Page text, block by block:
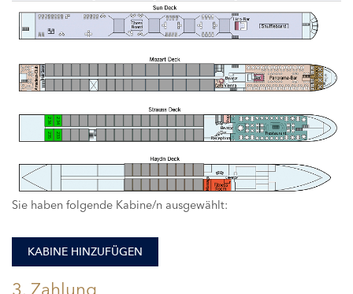
233
234
235
236
Sie haben folgende Kabine/n ausgewählt:
KABINE HINZUFÜGEN
3. Zahlung